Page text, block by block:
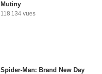
Mutiny
118 134 vues
Spider-Man: Brand New Day